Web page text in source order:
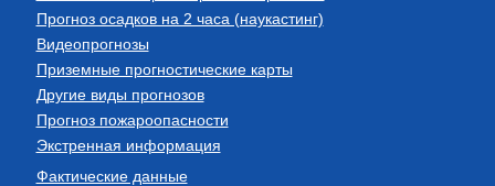
Прогноз осадков на 2 часа (наукастинг)
Видеопрогнозы
Приземные прогностические карты
Другие виды прогнозов
Прогноз пожароопасности
Экстренная информация
Фактические данные